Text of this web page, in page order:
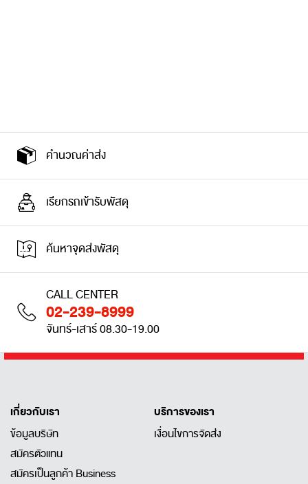
คำนวณค่าส่ง
เรียกรถเข้ารับพัสดุ
ค้นหาจุดส่งพัสดุ
CALL CENTER
02-239-8999
จันทร์-เสาร์ 08.30-19.00
เกี่ยวกับเรา
ข้อมูลบริษัท
สมัครตัวแทน
สมัครเป็นลูกค้า Business
บริการของเรา
เงื่อนไขการจัดส่ง